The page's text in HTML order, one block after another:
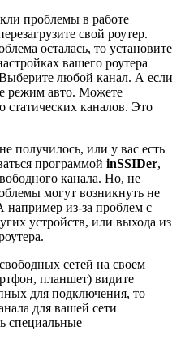
проблемы в работе
свой роутер.
осталась, то установите
вашего роутера
любой канал. А если
режим авто. Можете
статических каналов. Это
получилось, или у вас есть
программой inSSIDer,
канала. Но, не
могут возникнуть не
например из-за проблем с
устройств, или выхода из
сетей на своем
планшет) видите
для подключения, то
для вашей сети
специальные